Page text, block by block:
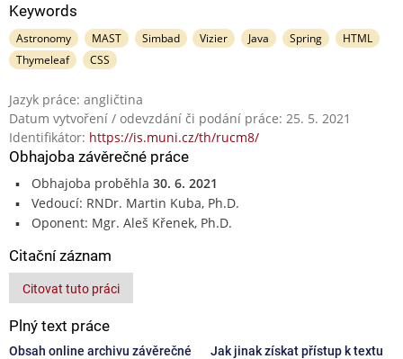
Keywords
Astronomy MAST Simbad Vizier Java Spring
HTML
Thymeleaf
CSS
Jazyk práce: angličtina
Datum vytvoření / odevzdání či podání práce: 25. 5. 2021
Identifikátor: https://is.muni.cz/th/rucm8/
Obhajoba závěrečné práce
Obhajoba proběhla 30. 6. 2021
Vedoucí: RNDr. Martin Kuba, Ph.D.
Oponent: Mgr. Aleš Křenek, Ph.D.
Citační záznam
Citovat tuto práci
Plný text práce
Obsah online archivu závěrečné
Jak jinak získat přístup k textu